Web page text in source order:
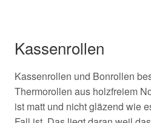
Kassenrollen
Kassenrollen und Bonrollen
Thermorollen aus holzfreiem
ist matt und nicht gläzend wie